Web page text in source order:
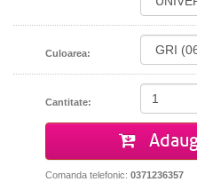
Culoarea:
Cantitate:
Comanda telefonic: 0371236357